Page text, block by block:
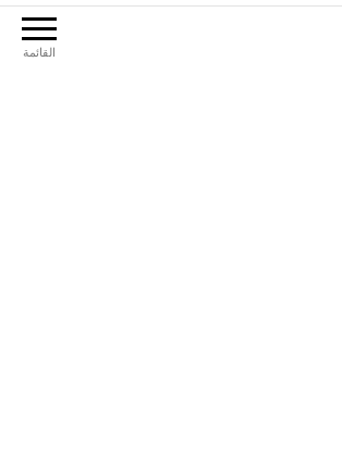
القائمة